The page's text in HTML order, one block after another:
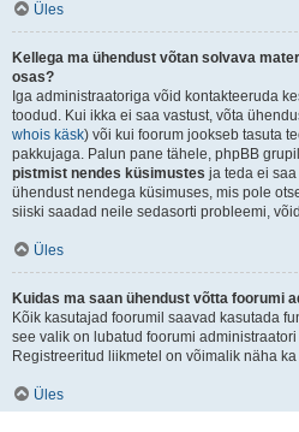
Üles
Kellega ma ühendust võtan solvava
osas?
Iga administraatoriga võid kontakteeruda
toodud. Kui ikka ei saa vastust, võta
whois käsk) või kui foorum jookseb tasuta
pakkujaga. Palun pane tähele, phpBB
pistmist nendes küsimustes ja teda ei
ühendust nendega küsimuses, mis pole
siiski saadad neile sedasorti probleemi,
Üles
Kuidas ma saan ühendust võtta foorumi
Kõik kasutajad foorumil saavad kasutada
see valik on lubatud foorumi
Registreeritud liikmetel on võimalik näha ka
Üles